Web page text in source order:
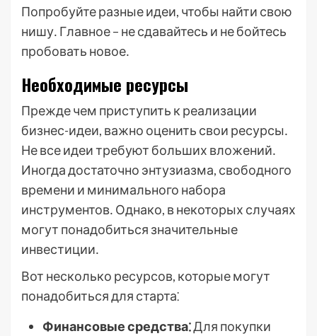
Попробуйте разные идеи, чтобы найти свою
нишу․ Главное – не сдавайтесь и не бойтесь
пробовать новое․
Необходимые ресурсы
Прежде чем приступить к реализации
бизнес-идеи, важно оценить свои ресурсы․
Не все идеи требуют больших вложений․
Иногда достаточно энтузиазма, свободного
времени и минимального набора
инструментов․ Однако, в некоторых случаях
могут понадобиться значительные
инвестиции․
Вот несколько ресурсов, которые могут
понадобиться для старта⁚
Финансовые средства⁚Для покупки